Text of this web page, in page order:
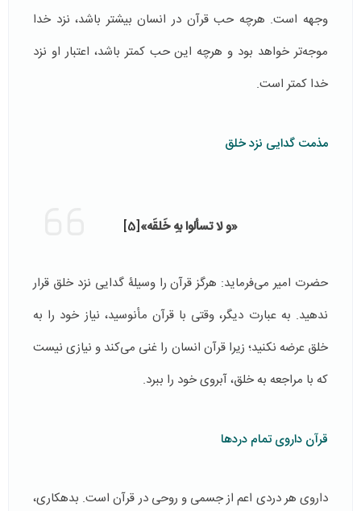
وجهه است. هرچه حب قرآن در انسان بیشتر باشد، نزد خدا
موجه‌تر خواهد بود و هرچه این حب کمتر باشد، اعتبار او نزد
خدا کمتر است.
مذمت گدایی نزد خلق
«و لا تسألوا بهِ خَلقَه»[5]
حضرت امیر می‌فرماید: هرگز قرآن را وسیلۀ گدایی نزد خلق قرار
ندهید. به عبارت دیگر، وقتی با قرآن مأنوسید، نیاز خود را به
خلق عرضه نکنید؛ زیرا قرآن انسان را غنی می‌کند و نیازی نیست
که با مراجعه به خلق، آبروی خود را ببرد.
قرآن داروی تمام دردها
داروی هر دردی اعم از جسمی و روحی در قرآن است. بدهکاری،